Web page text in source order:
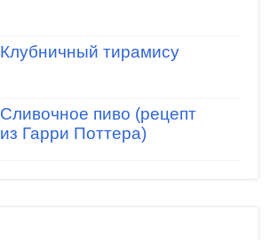
Клубничный тирамису
Сливочное пиво (рецепт
из Гарри Поттера)